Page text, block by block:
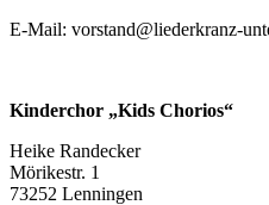
E-Mail: vorstand@liederkranz-
Kinderchor „Kids Chorios“
Heike Randecker
Mörikestr. 1
73252 Lenningen